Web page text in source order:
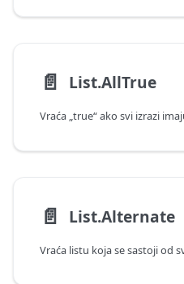
📄️ List.AllTrue
Vraća „true“ ako svi izrazi
📄️ List.Alternate